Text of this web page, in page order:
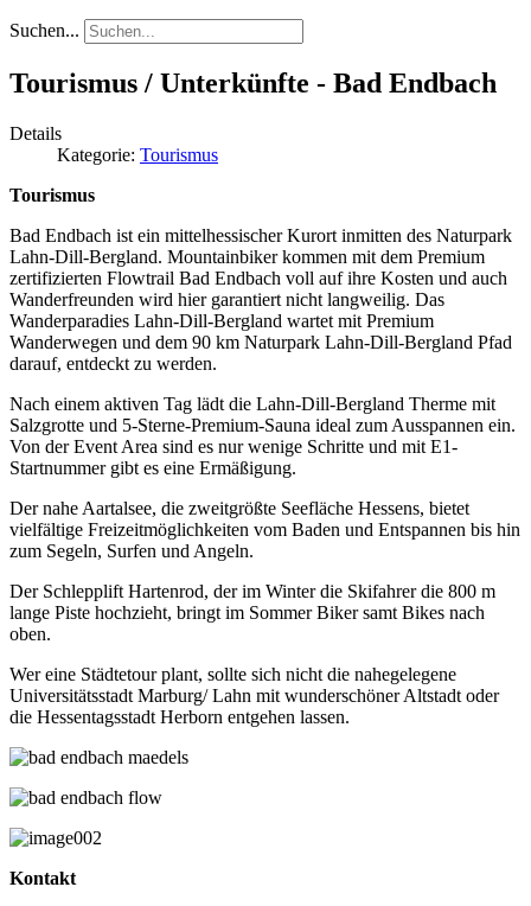
Suchen...
Tourismus / Unterkünfte - Bad Endbach
Details
Kategorie: Tourismus
Tourismus
Bad Endbach ist ein mittelhessischer Kurort inmitten des Naturpark
Lahn-Dill-Bergland. Mountainbiker kommen mit dem Premium
zertifizierten Flowtrail Bad Endbach voll auf ihre Kosten und auch
Wanderfreunden wird hier garantiert nicht langweilig. Das
Wanderparadies Lahn-Dill-Bergland wartet mit Premium
Wanderwegen und dem 90 km Naturpark Lahn-Dill-Bergland Pfad
darauf, entdeckt zu werden.
Nach einem aktiven Tag lädt die Lahn-Dill-Bergland Therme mit
Salzgrotte und 5-Sterne-Premium-Sauna ideal zum Ausspannen ein.
Von der Event Area sind es nur wenige Schritte und mit E1-
Startnummer gibt es eine Ermäßigung.
Der nahe Aartalsee, die zweitgrößte Seefläche Hessens, bietet
vielfältige Freizeitmöglichkeiten vom Baden und Entspannen bis hin
zum Segeln, Surfen und Angeln.
Der Schlepplift Hartenrod, der im Winter die Skifahrer die 800 m
lange Piste hochzieht, bringt im Sommer Biker samt Bikes nach
oben.
Wer eine Städtetour plant, sollte sich nicht die nahegelegene
Universitätsstadt Marburg/ Lahn mit wunderschöner Altstadt oder
die Hessentagsstadt Herborn entgehen lassen.
Kontakt